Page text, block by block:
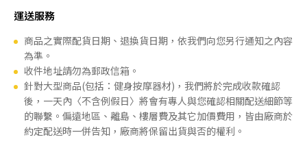
運送服務
商品之實際配貨日期、退換貨日期，依我們向您另行通知之內容
為準。
收件地址請勿為郵政信箱。
針對大型商品(包括：健身按摩器材)，我們將於完成收款確認
後，一天內〈不含例假日〉將會有專人與您確認相關配送細節等
的聯繫。偏遠地區、離島、樓層費及其它加價費用，皆由廠商於
約定配送時一併告知，廠商將保留出貨與否的權利。